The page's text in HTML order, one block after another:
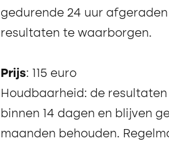
gedurende 24 uur
resultaten te waarborgen.
Prijs: 115 euro
Houdbaarheid: de
binnen 14 dagen en blijven
maanden behouden.